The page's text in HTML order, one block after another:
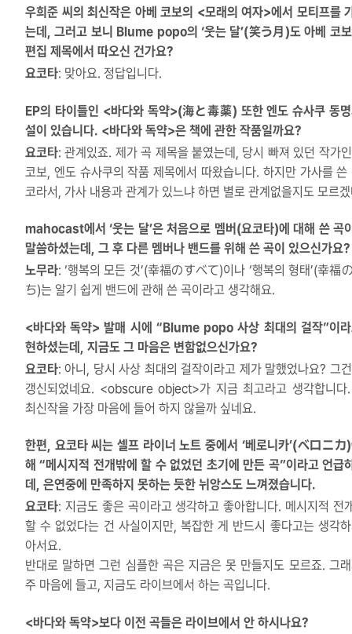
우희준 씨의 최신작은 아베 코보의 <모래의 여자>에서 모티프를
는데, 그러고 보니 Blume popo의 ‘웃는 달’(笑う月)도 아베 코
편집 제목에서 따오신 건가요?
요코타: 맞아요. 정답입니다.
EP의 타이틀인 <바다와 독약>(海と毒薬) 또한 엔도 슈사쿠 동
설이 있습니다. <바다와 독약>은 책에 관한 작품일까요?
요코타: 관계있죠. 제가 곡 제목을 붙였는데, 당시 빠져 있던 작가
코보, 엔도 슈사쿠의 작품 제목에서 따왔습니다. 하지만 가사를 쓴
코라서, 가사 내용과 관계가 있느냐 하면 별로 관계없을지도 모르
mahocast에서 ‘웃는 달’은 처음으로 멤버(요코타)에 대해 쓴 곡
말씀하셨는데, 그 후 다른 멤버나 밴드를 위해 쓴 곡이 있으신가요?
노무라: ‘행복의 모든 것’(幸福のすべて)이나 ‘행복의 형태’(幸福
ち)는 알기 쉽게 밴드에 관해 쓴 곡이라고 생각해요.
<바다와 독약> 발매 시에 “Blume popo 사상 최대의 걸작”이
현하셨는데, 지금도 그 마음은 변함없으신가요?
요코타: 아니, 당시 사상 최대의 걸작이라고 제가 말했었나요? 그
갱신되었네요. <obscure object>가 지금 최고라고 생각합니다
최신작을 가장 마음에 들어 하지 않을까 싶네요.
한편, 요코타 씨는 셀프 라이너 노트 중에서 ‘베로니카’(ベロニカ
해 “메시지적 전개밖에 할 수 없었던 초기에 만든 곡”이라고 언급
데, 은연중에 만족하지 못하는 듯한 뉘앙스도 느껴졌습니다.
요코타: 지금도 좋은 곡이라고 생각하고 좋아합니다. 메시지적 전
할 수 없었다는 건 사실이지만, 복잡한 게 반드시 좋다고는 생각
아서요.
반대로 말하면 그런 심플한 곡은 지금은 못 만들지도 모르죠. 그
주 마음에 들고, 지금도 라이브에서 하는 곡입니다.
<바다와 독약>보다 이전 곡들은 라이브에서 안 하시나요?